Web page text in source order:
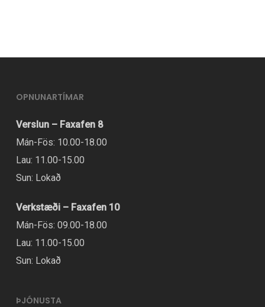
mörgum
OPNUNARTÍMAR
Verslun – Faxafen 8
Mán-Fös: 10.00-18.00
Lau: 11.00-15.00
Sun: Lokað
Verkstæði – Faxafen 10
Mán-Fös: 09.00-18.00
Lau: 11.00-15.00
Sun: Lokað
ÞJÓNUSTA